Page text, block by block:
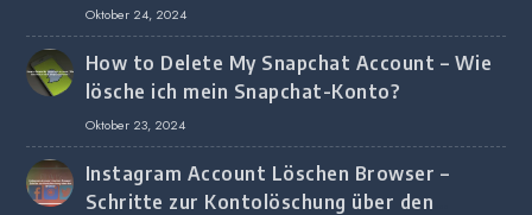
Oktober 24, 2024
How to Delete My Snapchat Account – Wie
lösche ich mein Snapchat-Konto?
Oktober 23, 2024
Instagram Account Löschen Browser –
Schritte zur Kontolöschung über den